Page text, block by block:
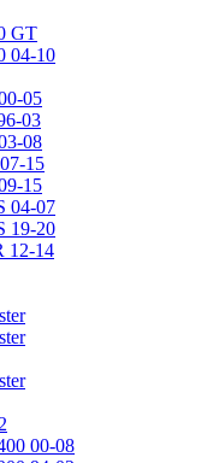
GT
04-10
05
03
08
15
15
04-07
19-20
12-14
00-08